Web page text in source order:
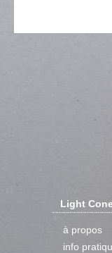
Light
à propos
info